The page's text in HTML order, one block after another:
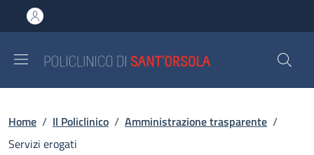
al contenuto principale
to footer content
Briciole di pane
Home / Il Policlinico / Amministrazione trasparente /
Servizi erogati